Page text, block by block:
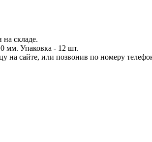
складе.
мм. Упаковка - 12 шт.
сайте, или позвонив по номеру